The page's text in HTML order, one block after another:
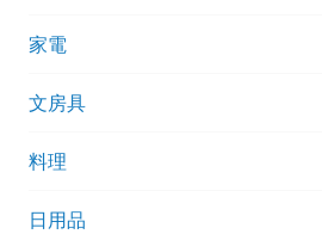
家電
文房具
料理
日用品